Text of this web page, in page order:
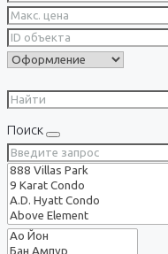
Поиск